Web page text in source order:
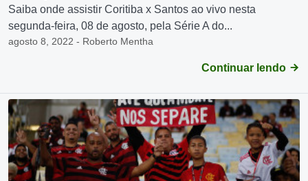
Saiba onde assistir Coritiba x Santos ao vivo nesta
segunda-feira, 08 de agosto, pela Série A do...
agosto 8, 2022 - Roberto Mentha
Continuar lendo